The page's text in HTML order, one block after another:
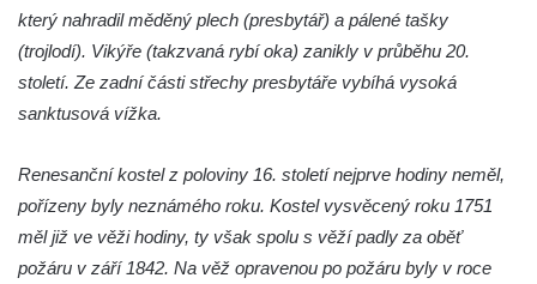
Hrobka rodiny Rohn na hřbitově v
Šumburku nad Desnou – Tanvaldu
Hřbitovní kaple v Šumburku nad Desnou –
Kostel svatého Františka z Assisi v Tanvaldu
Riedlova hrobka v Desné
který nahradil měděný plech (presbytář) a pálené tašky
(trojlodí). Vikýře (takzvaná rybí oka) zanikly v průběhu 20.
století. Ze zadní části střechy presbytáře vybíhá vysoká
sanktusová vížka.
Renesanční kostel z poloviny 16. století nejprve hodiny neměl,
pořízeny byly neznámého roku. Kostel vysvěcený roku 1751
měl již ve věži hodiny, ty však spolu s věží padly za oběť
požáru v září 1842. Na věž opravenou po požáru byly v roce